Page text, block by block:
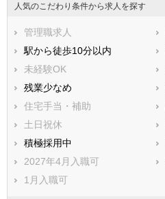
長久手市
西春日井郡豊山町
丹羽郡扶桑町
知多郡阿久比町
知多郡南知多町
知多郡武豊町
北設楽郡設楽町
北設楽郡豊根村
人気のこだわり条件から求人を探す
管理職求人
駅から徒歩10分以内
未経験OK
残業少なめ
住宅手当・補助
土日祝休
積極採用中
2027年4月入職可
1月入職可